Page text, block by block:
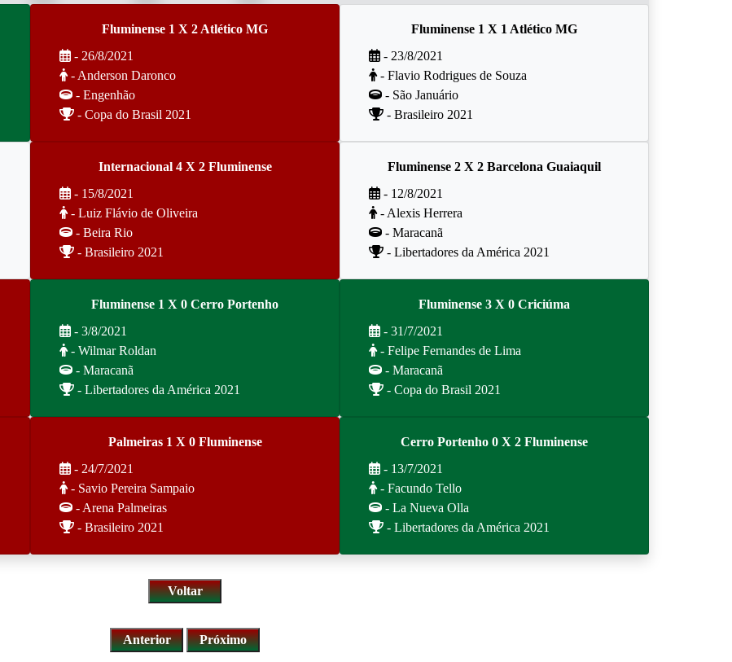
Fluminense 1 X 2 Atlético MG
- 26/8/2021
- Anderson Daronco
- Engenhão
- Copa do Brasil 2021
Fluminense 1 X 1 Atlético MG
- 23/8/2021
- Flavio Rodrigues de Souza
- São Januário
- Brasileiro 2021
Internacional 4 X 2 Fluminense
- 15/8/2021
- Luiz Flávio de Oliveira
- Beira Rio
- Brasileiro 2021
Fluminense 2 X 2 Barcelona Guaiaquil
- 12/8/2021
- Alexis Herrera
- Maracanã
- Libertadores da América 2021
Fluminense 1 X 0 Cerro Portenho
- 3/8/2021
- Wilmar Roldan
- Maracanã
- Libertadores da América 2021
Fluminense 3 X 0 Criciúma
- 31/7/2021
- Felipe Fernandes de Lima
- Maracanã
- Copa do Brasil 2021
Palmeiras 1 X 0 Fluminense
- 24/7/2021
- Savio Pereira Sampaio
- Arena Palmeiras
- Brasileiro 2021
Cerro Portenho 0 X 2 Fluminense
- 13/7/2021
- Facundo Tello
- La Nueva Olla
- Libertadores da América 2021